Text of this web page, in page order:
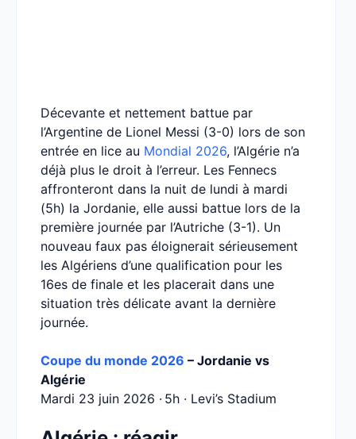
Décevante et nettement battue par
l’Argentine de Lionel Messi (3-0) lors de son
entrée en lice au Mondial 2026, l’Algérie n’a
déjà plus le droit à l’erreur. Les Fennecs
affronteront dans la nuit de lundi à mardi
(5h) la Jordanie, elle aussi battue lors de la
première journée par l’Autriche (3-1). Un
nouveau faux pas éloignerait sérieusement
les Algériens d’une qualification pour les
16es de finale et les placerait dans une
situation très délicate avant la dernière
journée.
Coupe du monde 2026 – Jordanie vs
Algérie
Mardi 23 juin 2026 · 5h · Levi’s Stadium